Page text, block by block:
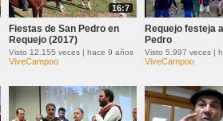
16:7
Fiestas de San Pedro en
Requejo (2017)
Visto 12.155 veces | hace 9 años
ViveCampoo
Requejo festeja
Pedro
Visto 5.997 veces |
ViveCampoo